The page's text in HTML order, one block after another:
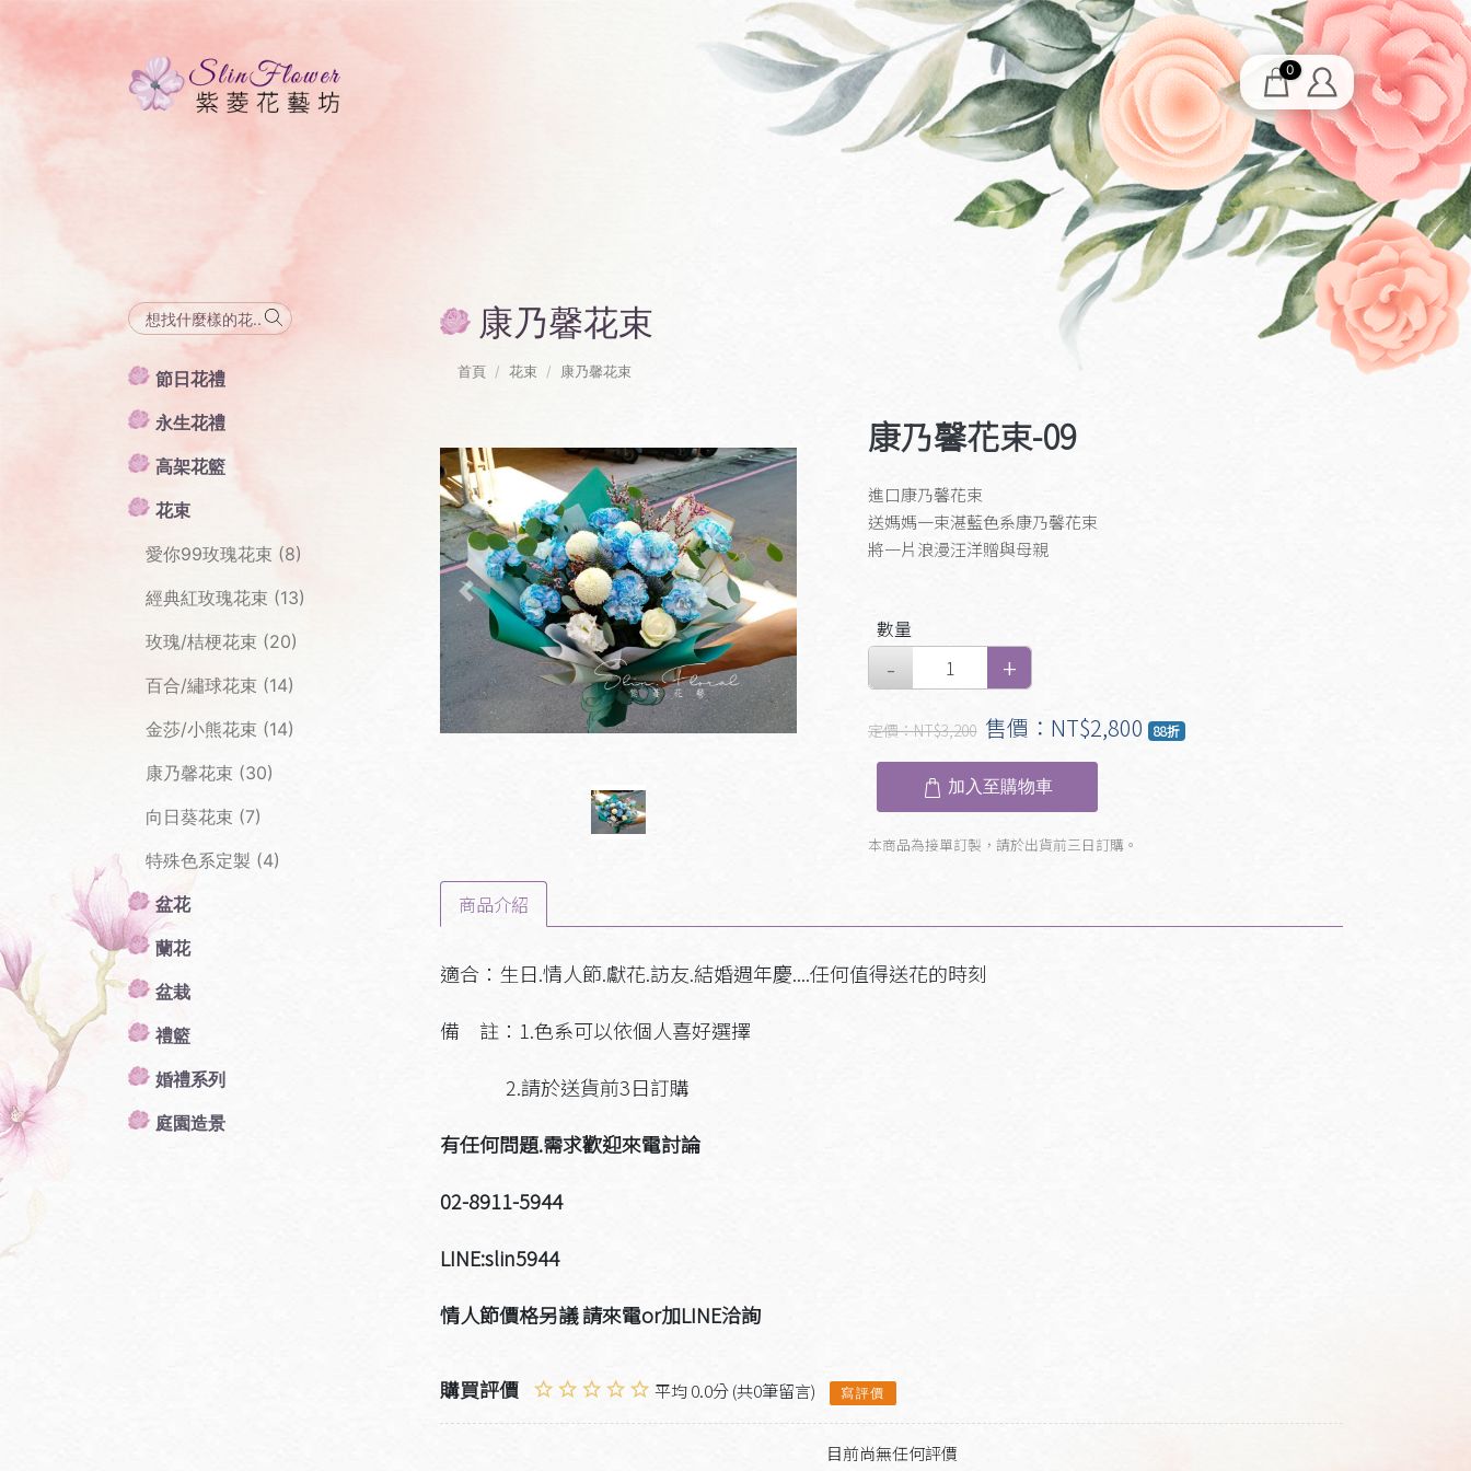
0
節日花禮
永生花禮
高架花籃
花束
愛你99玫瑰花束 (8)
經典紅玫瑰花束 (13)
玫瑰/桔梗花束 (20)
百合/繡球花束 (14)
金莎/小熊花束 (14)
康乃馨花束 (30)
向日葵花束 (7)
特殊色系定製 (4)
盆花
蘭花
盆栽
禮籃
婚禮系列
庭園造景
康乃馨花束
首頁 花束 康乃馨花束
Previous Next
康乃馨花束-09
進口康乃馨花束
送媽媽一束湛藍色系康乃馨花束
將一片浪漫汪洋贈與母親
數量
定價：NT$3,200 售價：NT$2,800 88折
加入至購物車
本商品為接單訂製，請於出貨前三日訂購。
商品介紹
適合：生日.情人節.獻花.訪友.結婚週年慶....任何值得送花的時刻
備 註：1.色系可以依個人喜好選擇
2.請於送貨前3日訂購
有任何問題.需求歡迎來電討論
02-8911-5944
LINE:slin5944
情人節價格另議 請來電or加LINE洽詢
購買評價 平均 0.0分 (共0筆留言) 寫評價
目前尚無任何評價